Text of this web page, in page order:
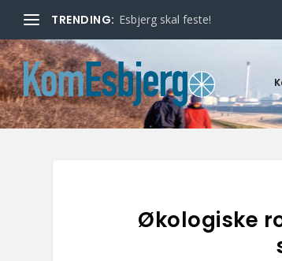
TRENDING: Esbjerg skal feste!
Økologiske